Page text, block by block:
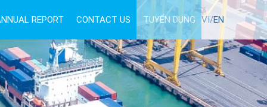
REPORT CONTACT US TUYỂN DỤNG VI/EN